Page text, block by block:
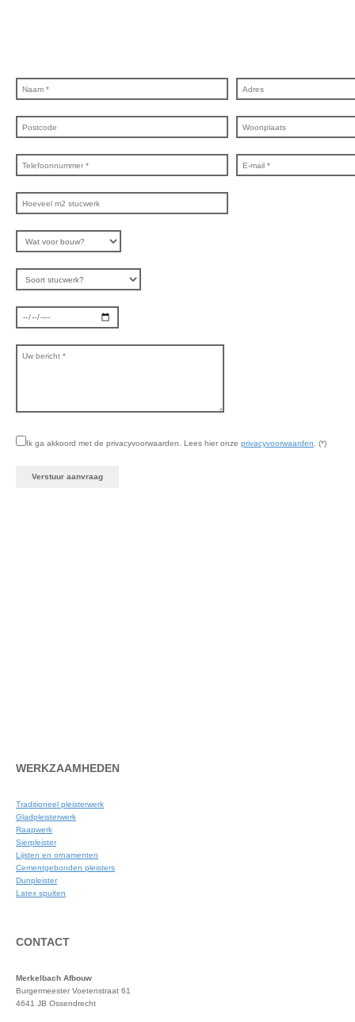
Ik ga akkoord met de privacyvoorwaarden. Lees hier onze privacyvoorwaarden. (*)
WERKZAAMHEDEN
Traditioneel pleisterwerk
Gladpleisterwerk
Raapwerk
Sierpleister
Lijsten en ornamenten
Cementgebonden pleisters
Dunpleister
Latex spuiten
CONTACT
Merkelbach Afbouw
Burgermeester Voetenstraat 61
4641 JB Ossendrecht